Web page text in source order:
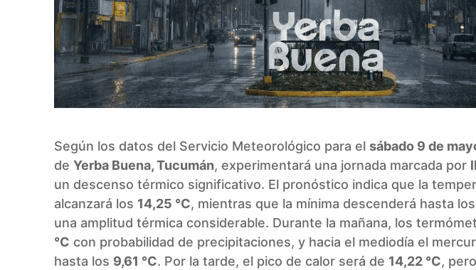
Según los datos del Servicio Meteorológico para el sábado 9 de
de Yerba Buena, Tucumán, experimentará una jornada marcada por
un descenso térmico significativo. El pronóstico indica que la
alcanzará los 14,25 °C, mientras que la mínima descenderá hasta los
una amplitud térmica considerable. Durante la mañana, los
°C con probabilidad de precipitaciones, y hacia el mediodía el
hasta los 9,61 °C. Por la tarde, el pico de calor será de 14,22 °C,